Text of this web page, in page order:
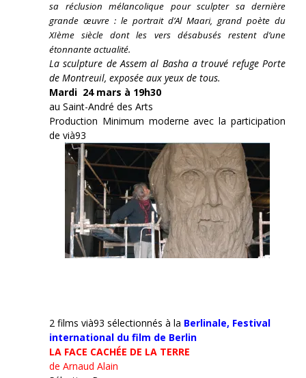
sa réclusion mélancolique pour sculpter sa dernière
grande œuvre : le portrait d’Al Maari, grand poète du
XIème siècle dont les vers désabusés restent d’une
étonnante actualité.
La sculpture de Assem al Basha a trouvé refuge Porte
de Montreuil, exposée aux yeux de tous.
Mardi 24 mars à 19h30
au Saint-André des Arts
Production Minimum moderne avec la participation
de vià93
2 films vià93 sélectionnés à la Berlinale, Festival
international du film de Berlin
LA FACE CACHÉE DE LA TERRE
de Arnaud Alain